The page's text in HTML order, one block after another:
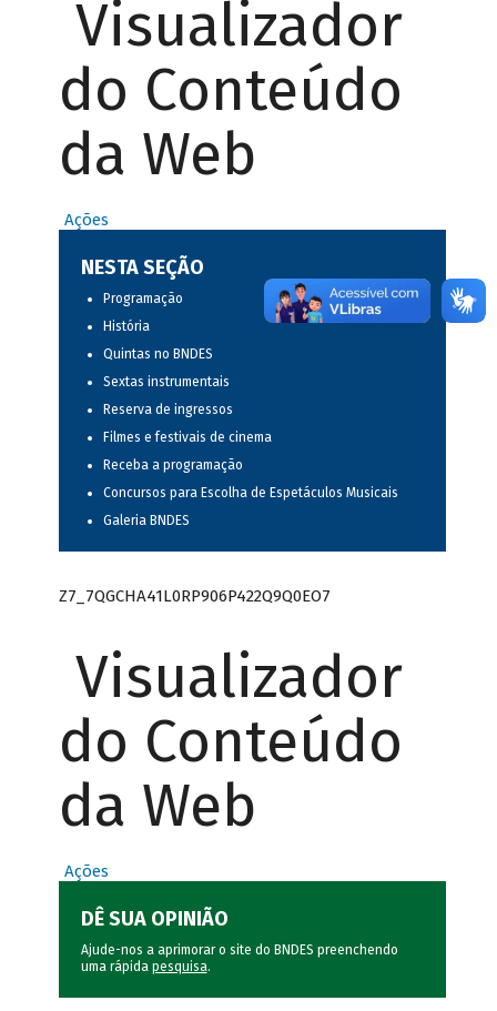
Visualizador
do Conteúdo
da Web
Ações
NESTA SEÇÃO
Programação
História
Quintas no BNDES
Sextas instrumentais
Reserva de ingressos
Filmes e festivais de cinema
Receba a programação
Concursos para Escolha de Espetáculos Musicais
Galeria BNDES
Z7_7QGCHA41L0RP906P422Q9Q0EO7
Visualizador
do Conteúdo
da Web
Ações
DÊ SUA OPINIÃO
Ajude-nos a aprimorar o site do BNDES preenchendo
uma rápida pesquisa.